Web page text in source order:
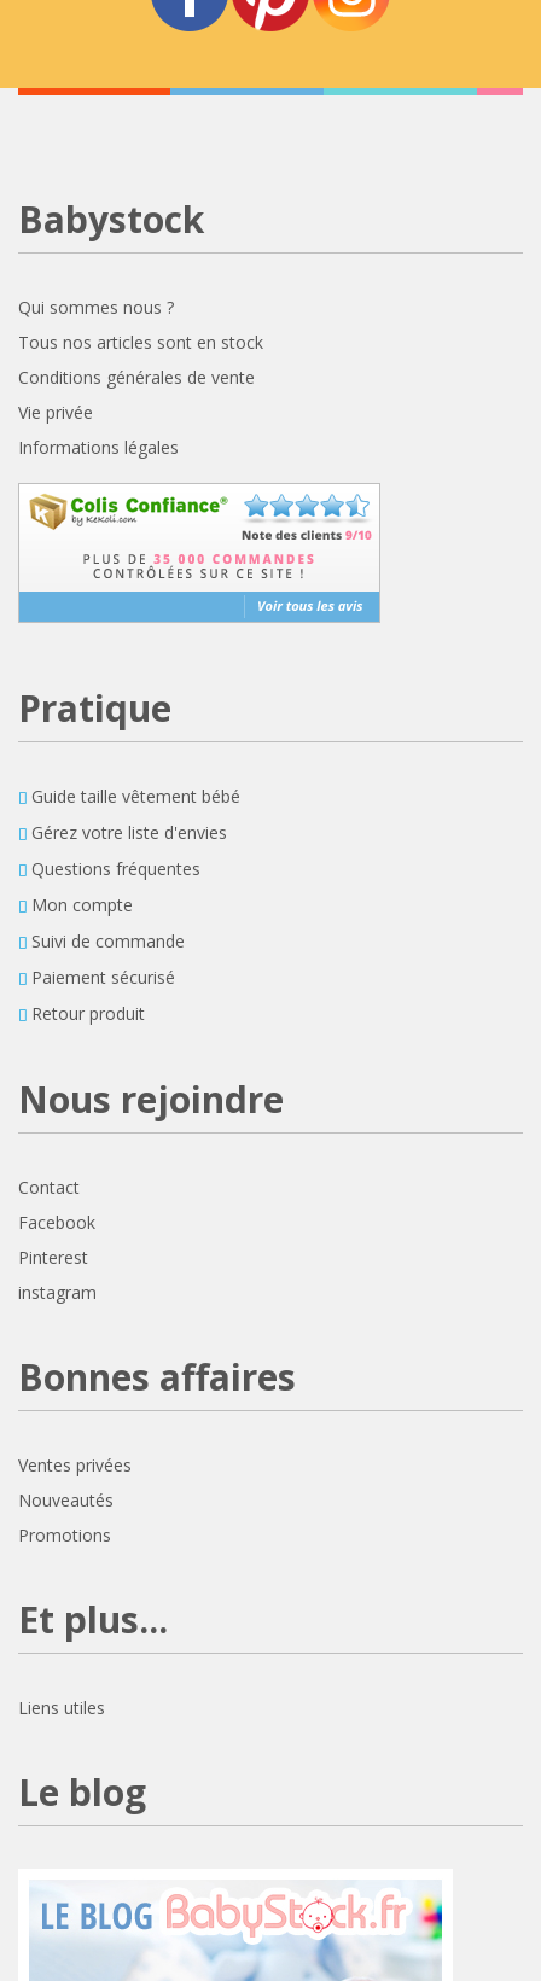
Babystock
Qui sommes nous ?
Tous nos articles sont en stock
Conditions générales de vente
Vie privée
Informations légales
Pratique
Guide taille vêtement bébé
Gérez votre liste d'envies
Questions fréquentes
Mon compte
Suivi de commande
Paiement sécurisé
Retour produit
Nous rejoindre
Contact
Facebook
Pinterest
instagram
Bonnes affaires
Ventes privées
Nouveautés
Promotions
Et plus...
Liens utiles
Le blog